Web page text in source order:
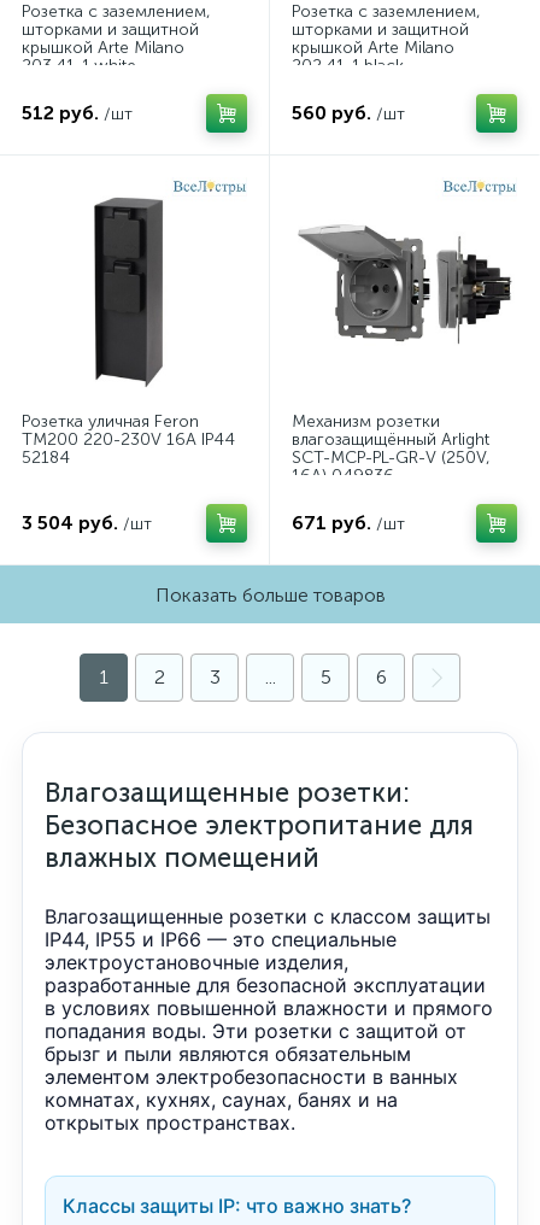
Розетка с заземлением,
шторками и защитной
крышкой Arte Milano
203.41-1.white
512 руб. /шт
Розетка с заземлением,
шторками и защитной
крышкой Arte Milano
202.41-1.black
560 руб. /шт
Розетка уличная Feron
TM200 220-230V 16A IP44
52184
3 504 руб. /шт
Механизм розетки
влагозащищённый Arlight
SCT-MCP-PL-GR-V (250V,
16A) 049836
671 руб. /шт
Показать больше товаров
1 2 3 ... 5 6
Влагозащищенные розетки:
Безопасное электропитание для
влажных помещений
Влагозащищенные розетки с классом защиты
IP44, IP55 и IP66 — это специальные
электроустановочные изделия,
разработанные для безопасной эксплуатации
в условиях повышенной влажности и прямого
попадания воды. Эти розетки с защитой от
брызг и пыли являются обязательным
элементом электробезопасности в ванных
комнатах, кухнях, саунах, банях и на
открытых пространствах.
Классы защиты IP: что важно знать?